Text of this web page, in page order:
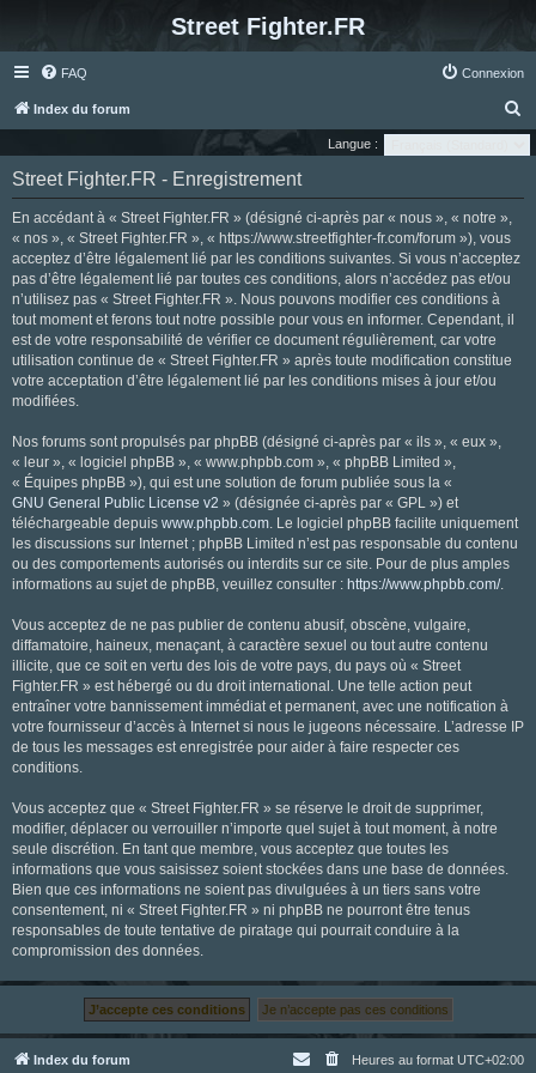
Street Fighter.FR
FAQ Connexion
Index du forum
e
Langue :
Street Fighter.FR - Enregistrement
En accédant à « Street Fighter.FR » (désigné ci-après par « nous », « notre »,
« nos », « Street Fighter.FR », « https://www.streetfighter-fr.com/forum »), vous
acceptez d’être légalement lié par les conditions suivantes. Si vous n’acceptez
pas d’être légalement lié par toutes ces conditions, alors n’accédez pas et/ou
n’utilisez pas « Street Fighter.FR ». Nous pouvons modifier ces conditions à
tout moment et ferons tout notre possible pour vous en informer. Cependant, il
est de votre responsabilité de vérifier ce document régulièrement, car votre
utilisation continue de « Street Fighter.FR » après toute modification constitue
votre acceptation d’être légalement lié par les conditions mises à jour et/ou
modifiées.
Nos forums sont propulsés par phpBB (désigné ci-après par « ils », « eux »,
« leur », « logiciel phpBB », « www.phpbb.com », « phpBB Limited »,
« Équipes phpBB »), qui est une solution de forum publiée sous la «
GNU General Public License v2 » (désignée ci-après par « GPL ») et
téléchargeable depuis www.phpbb.com. Le logiciel phpBB facilite uniquement
les discussions sur Internet ; phpBB Limited n’est pas responsable du contenu
ou des comportements autorisés ou interdits sur ce site. Pour de plus amples
informations au sujet de phpBB, veuillez consulter : https://www.phpbb.com/.
Vous acceptez de ne pas publier de contenu abusif, obscène, vulgaire,
diffamatoire, haineux, menaçant, à caractère sexuel ou tout autre contenu
illicite, que ce soit en vertu des lois de votre pays, du pays où « Street
Fighter.FR » est hébergé ou du droit international. Une telle action peut
entraîner votre bannissement immédiat et permanent, avec une notification à
votre fournisseur d’accès à Internet si nous le jugeons nécessaire. L’adresse IP
de tous les messages est enregistrée pour aider à faire respecter ces
conditions.
Vous acceptez que « Street Fighter.FR » se réserve le droit de supprimer,
modifier, déplacer ou verrouiller n’importe quel sujet à tout moment, à notre
seule discrétion. En tant que membre, vous acceptez que toutes les
informations que vous saisissez soient stockées dans une base de données.
Bien que ces informations ne soient pas divulguées à un tiers sans votre
consentement, ni « Street Fighter.FR » ni phpBB ne pourront être tenus
responsables de toute tentative de piratage qui pourrait conduire à la
compromission des données.
Index du forum Heures au format UTC+02:00